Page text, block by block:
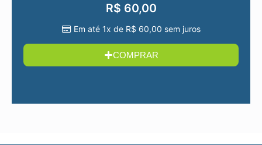
R$ 60,00
Em até 1x de R$ 60,00 sem juros
COMPRAR